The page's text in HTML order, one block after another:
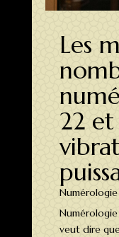
Les
22 et
Numérologie
Numérologie
veut dire que